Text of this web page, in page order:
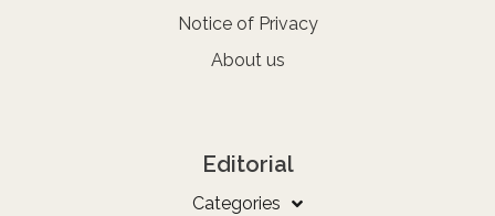
Notice of Privacy
About us
Editorial
Categories